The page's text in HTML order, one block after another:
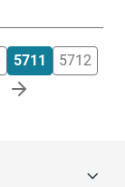
5711
5712